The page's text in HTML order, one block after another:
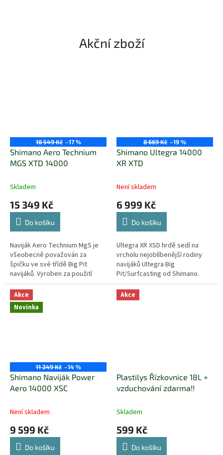
Akční zboží
18 549 Kč –17 %
Shimano Aero Technium
MGS XTD 14000
Skladem
15 349 Kč
Do košíku
Naviják Aero Technium MgS je
všeobecně považován za
špičku ve své třídě Big Pit
navijáků. Vyroben za použití
nejnovějších, Shimano
technologií, včetně použití delší
45mm cívky a...
8 669 Kč –19 %
Shimano Ultegra 14000
XR XTD
Není skladem
6 999 Kč
Do košíku
Ultegra XR XSD hrdě sedí na
vrcholu nejoblíbenější rodiny
navijáků Ultegra Big
Pit/Surfcasting od Shimano.
Akce
Novinka
11 249 Kč –14 %
Shimano Naviják Power
Aero 14000 XSC
Není skladem
9 599 Kč
Do košíku
Akce
Plastilys Řízkovnice 18L +
vzduchování zdarma!!
Skladem
599 Kč
Do košíku